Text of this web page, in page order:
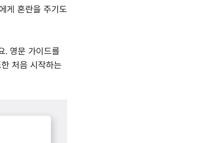
게 혼란을 주기도
. 영문 가이드를
처음 시작하는